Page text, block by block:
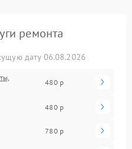
ремонта
дату 06.08.2026
480 р
480 р
780 р